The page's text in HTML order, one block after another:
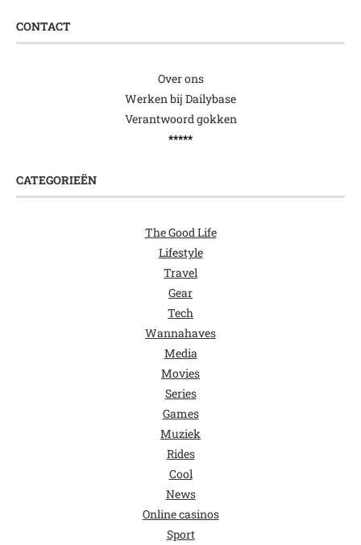
CONTACT
Over ons
Werken bij Dailybase
Verantwoord gokken
*****
CATEGORIEËN
The Good Life
Lifestyle
Travel
Gear
Tech
Wannahaves
Media
Movies
Series
Games
Muziek
Rides
Cool
News
Online casinos
Sport